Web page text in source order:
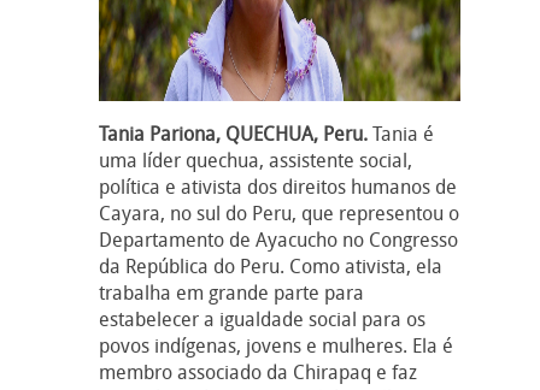
Tania Pariona, QUECHUA, Peru.Tania é
uma líder quechua, assistente social,
política e ativista dos direitos humanos de
Cayara, no sul do Peru, que representou o
Departamento de Ayacucho no Congresso
da República do Peru. Como ativista, ela
trabalha em grande parte para
estabelecer a igualdade social para os
povos indígenas, jovens e mulheres. Ela é
membro associado da Chirapaq e faz